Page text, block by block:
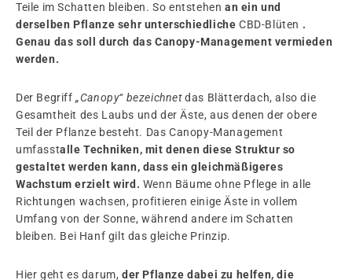
Teile im Schatten bleiben. So entstehenan ein und
derselben Pflanze sehr unterschiedliche CBD-Blüten .
Genau das soll durch das Canopy-Management vermieden
werden.
Der Begriff„Canopy“ bezeichnetdas Blätterdach, also die
Gesamtheit des Laubs und der Äste, aus denen der obere
Teil der Pflanze besteht. Das Canopy-Management
umfasstalle Techniken, mit denen diese Struktur so
gestaltet werden kann, dass ein gleichmäßigeres
Wachstum erzielt wird. Wenn Bäume ohne Pflege in alle
Richtungen wachsen, profitieren einige Äste in vollem
Umfang von der Sonne, während andere im Schatten
bleiben. Bei Hanf gilt das gleiche Prinzip.
Hier geht es darum, der Pflanze dabei zu helfen, die